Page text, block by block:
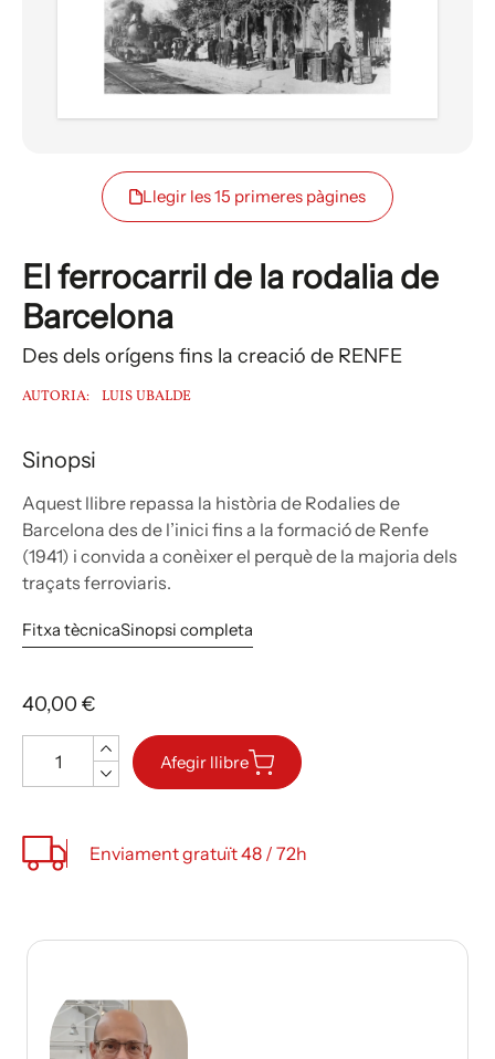
Llegir les 15 primeres pàgines
El ferrocarril de la rodalia de
Barcelona
Des dels orígens fins la creació de RENFE
AUTORIA: LUIS UBALDE
Sinopsi
Aquest llibre repassa la història de Rodalies de
Barcelona des de l’inici fins a la formació de Renfe
(1941) i convida a conèixer el perquè de la majoria dels
traçats ferroviaris.
Fitxa tècnicaSinopsi completa
40,00 €
Afegir llibre
Enviament gratuït 48 / 72h